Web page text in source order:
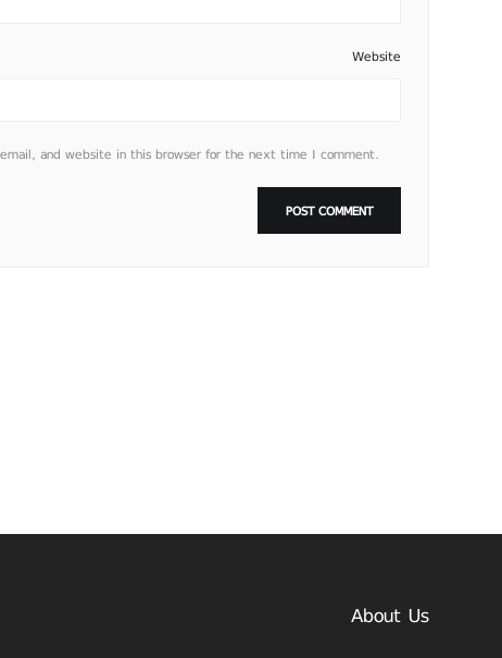
Website
and website in this browser for the next time I comment.
About Us